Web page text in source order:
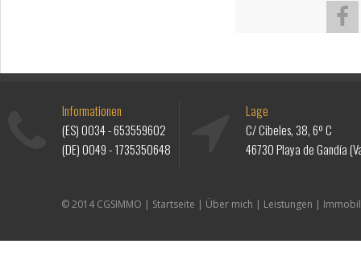
Informationen
(ES)0034 - 653559602
(DE)0049 - 1735350648
Lage
C/ Cibeles, 38, 6º C
46730 Playa de Gandía
© 2014 CGSIMMO | Startseite | Über mich | Leistungen |